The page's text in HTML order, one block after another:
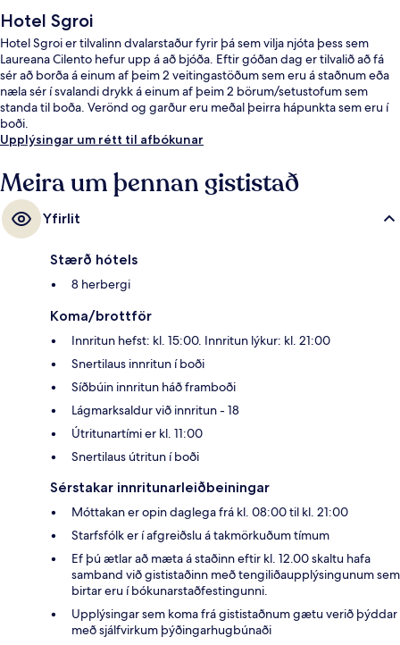
Hotel Sgroi
Hotel Sgroi er tilvalinn dvalarstaður fyrir þá sem vilja njóta þess sem
Laureana Cilento hefur upp á að bjóða. Eftir góðan dag er tilvalið að fá
sér að borða á einum af þeim 2 veitingastöðum sem eru á staðnum eða
næla sér í svalandi drykk á einum af þeim 2 börum/setustofum sem
standa til boða. Verönd og garður eru meðal þeirra hápunkta sem eru í
boði.
Upplýsingar um rétt til afbókunar
Meira um þennan gististað
Yfirlit
Stærð hótels
8 herbergi
Koma/brottför
Innritun hefst: kl. 15:00. Innritun lýkur: kl. 21:00
Snertilaus innritun í boði
Síðbúin innritun háð framboði
Lágmarksaldur við innritun - 18
Útritunartími er kl. 11:00
Snertilaus útritun í boði
Sérstakar innritunarleiðbeiningar
Móttakan er opin daglega frá kl. 08:00 til kl. 21:00
Starfsfólk er í afgreiðslu á takmörkuðum tímum
Ef þú ætlar að mæta á staðinn eftir kl. 12.00 skaltu hafa
samband við gististaðinn með tengiliðaupplýsingunum sem
birtar eru í bókunarstaðfestingunni.
Upplýsingar sem koma frá gististaðnum gætu verið þýddar
með sjálfvirkum þýðingarhugbúnaði